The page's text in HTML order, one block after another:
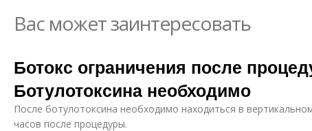
Вас может заинтересовать
Ботокс ограничения после
Ботулотоксина необходимо
После ботулотоксина необходимо находиться в
часов после процедуры.